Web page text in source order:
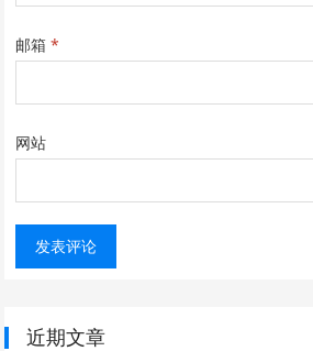
邮箱*
网站
近期文章